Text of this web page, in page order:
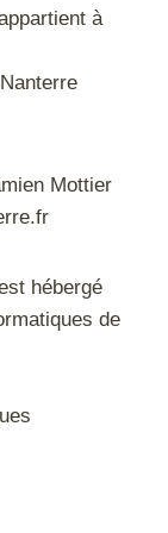
à
Mottier
hébergé
de